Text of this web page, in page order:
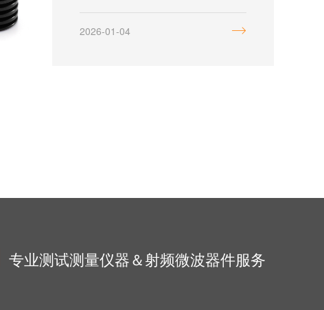
系统工作时，发射端产生的高
频电磁信号若无法被接收端完
2026-01-04
专业测试测量仪器＆射频微波器件服务